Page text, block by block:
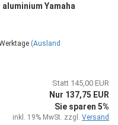
Yamaha
(Ausland
Statt 145,00 EUR
Nur 137,75 EUR
Sie sparen 5%
inkl. 19% MwSt. zzgl. Versand